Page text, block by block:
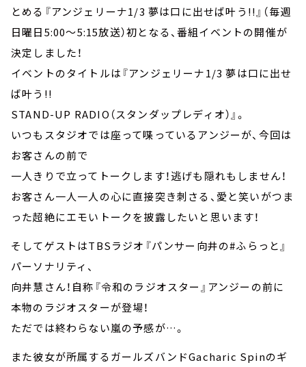
とめる『アンジェリーナ1/3 夢は口に出せば叶う!!』（毎週
日曜日5:00～5:15放送）初となる、番組イベントの開催が
決定しました！
イベントのタイトルは『アンジェリーナ1/3 夢は口に出せ
ば叶う!!
STAND-UP RADIO（スタンダップレディオ）』。
いつもスタジオでは座って喋っているアンジーが、今回は
お客さんの前で
一人きりで立ってトークします！逃げも隠れもしません！
お客さん一人一人の心に直接突き刺さる、愛と笑いがつま
った超絶にエモいトークを披露したいと思います！
そしてゲストはTBSラジオ『パンサー向井の#ふらっと』
パーソナリティ、
向井慧さん！自称『令和のラジオスター』アンジーの前に
本物のラジオスターが登場！
ただでは終わらない嵐の予感が…。
また彼女が所属するガールズバンドGacharic Spinのギ